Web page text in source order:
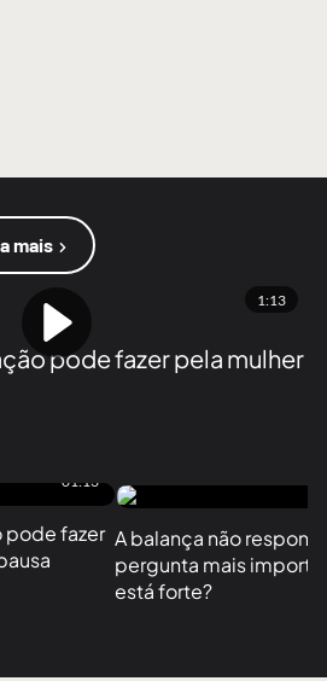
mais
1:13
pode fazer pela mulher
01:13
pode fazer A balança não
pergunta mais
está forte?